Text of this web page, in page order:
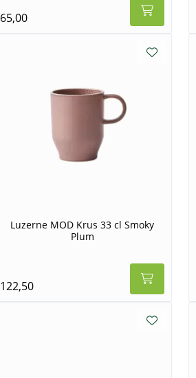
65,00
Luzerne MOD Krus 33 cl Smoky
Plum
122,50